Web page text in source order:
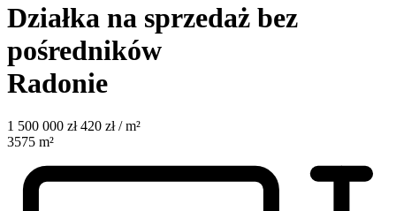
Działka na sprzedaż bez
pośredników
Radonie
1 500 000 zł 420 zł / m²
3575 m²